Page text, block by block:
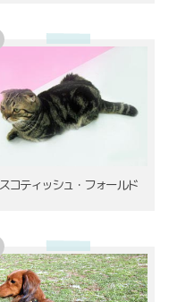
スコティッシュ・フォールド